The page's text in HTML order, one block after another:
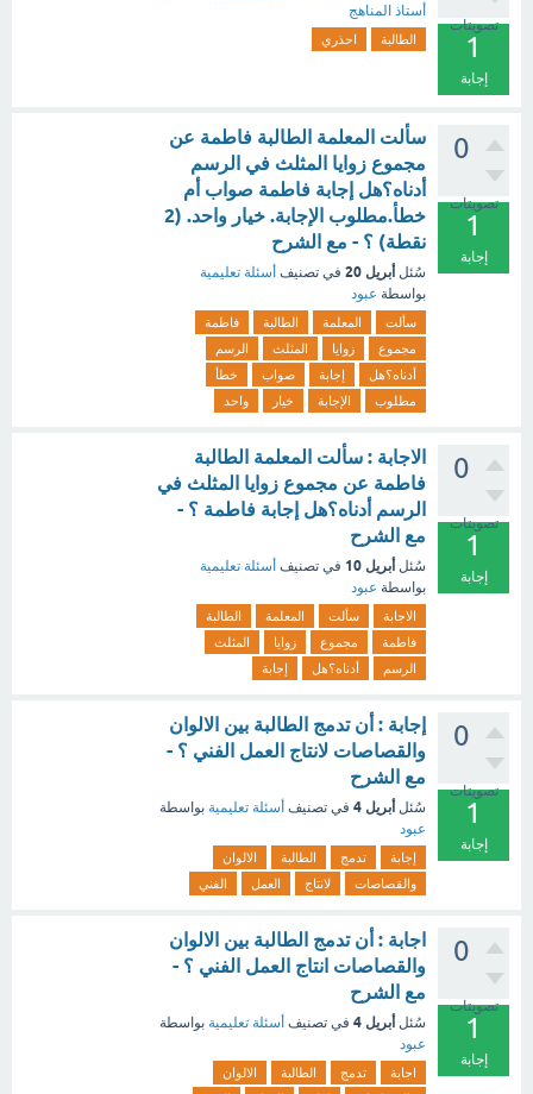
تصويتات
1
إجابة
أستاذ المناهج
الطالبة احذري
0
تصويتات
1
إجابة
سألت المعلمة الطالبة فاطمة عن
مجموع زوايا المثلث في الرسم
أدناه؟هل إجابة فاطمة صواب أم
خطأ.مطلوب الإجابة. خيار واحد. (2
نقطة) ؟ - مع الشرح
سُئل أبريل 20 في تصنيف أسئلة تعليمية
بواسطة عبود
سألت المعلمة الطالبة
فاطمة
مجموع
زوايا المثلث
الرسم
أدناه؟هل
إجابة صواب
خطأ
مطلوب
الإجابة خيار واحد
0
تصويتات
1
إجابة
الاجابة : سألت المعلمة الطالبة
فاطمة عن مجموع زوايا المثلث في
الرسم أدناه؟هل إجابة فاطمة ؟ -
مع الشرح
سُئل أبريل 10 في تصنيف أسئلة تعليمية
بواسطة عبود
الاجابة سألت المعلمة
الطالبة
فاطمة
مجموع زوايا
المثلث
الرسم
أدناه؟هل إجابة
0
تصويتات
1
إجابة
إجابة : أن تدمج الطالبة بين الالوان
والقصاصات لانتاج العمل الفني ؟ -
مع الشرح
سُئل أبريل 4 في تصنيف أسئلة تعليمية بواسطة
عبود
إجابة تدمج الطالبة
الالوان
والقصاصات
لانتاج العمل الفني
0
تصويتات
1
إجابة
اجابة : أن تدمج الطالبة بين الالوان
والقصاصات انتاج العمل الفني ؟ -
مع الشرح
سُئل أبريل 4 في تصنيف أسئلة تعليمية بواسطة
عبود
اجابة تدمج الطالبة
الالوان